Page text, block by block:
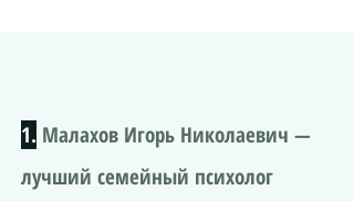
1. Малахов Игорь Николаевич —
лучший семейный психолог